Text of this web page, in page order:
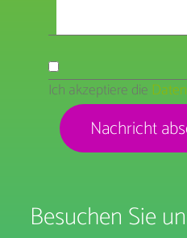
Ich akzeptiere die
Besuchen Sie